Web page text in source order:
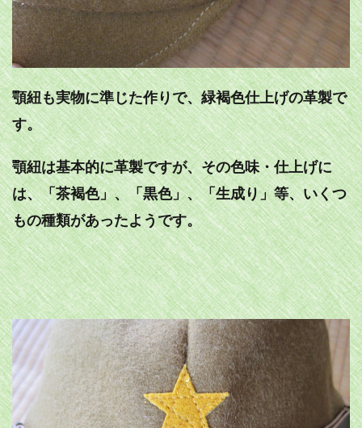
顎紐も実物に準じた作りで、緑褐色仕上げの革製で
す。
顎紐は基本的に革製ですが、その色味・仕上げに
は、「茶褐色」、「黒色」、「生成り」等、いくつ
もの種類があったようです。